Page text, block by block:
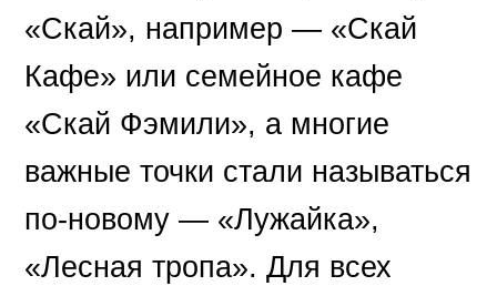
«Скай», например — «Скай
Кафе» или семейное кафе
«Скай Фэмили», а многие
важные точки стали называться
по-новому — «Лужайка»,
«Лесная тропа». Для всех